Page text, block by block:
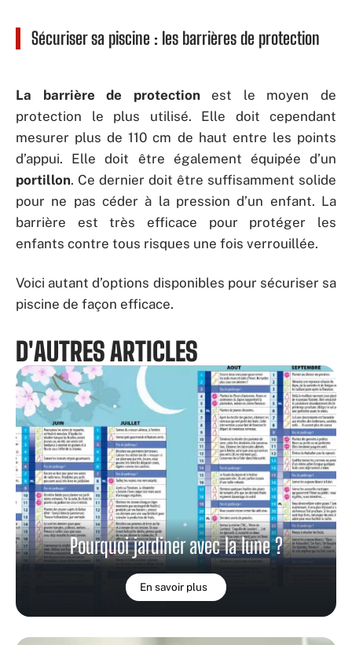
Sécuriser sa piscine : les barrières de protection
La barrière de protectionest le moyen de
protection le plus utilisé. Elle doit cependant
mesurer plus de 110 cm de haut entre les points
d’appui. Elle doit être également équipée d’un
portillon. Ce dernier doit être suffisamment solide
pour ne pas céder à la pression d’un enfant. La
barrière est très efficace pour protéger les
enfants contre tous risques une fois verrouillée.
Voici autant d’options disponibles pour sécuriser sa
piscine de façon efficace.
D'AUTRES ARTICLES
Pourquoi jardiner avec la lune ?
En savoir plus